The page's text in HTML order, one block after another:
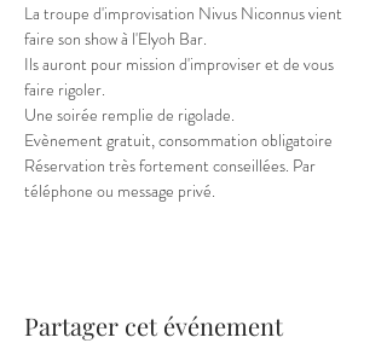
La troupe d'improvisation Nivus Niconnus vient
faire son show à l'Elyoh Bar.
Ils auront pour mission d'improviser et de vous
faire rigoler.
Une soirée remplie de rigolade.
Evènement gratuit, consommation obligatoire
Réservation très fortement conseillées. Par
téléphone ou message privé.
Partager cet événement